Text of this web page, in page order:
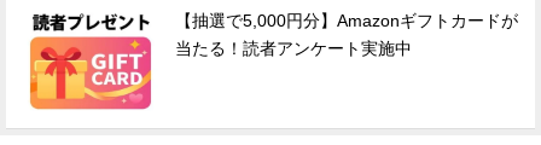
【抽選で5,000円分】Amazonギフトカードが
当たる！読者アンケート実施中